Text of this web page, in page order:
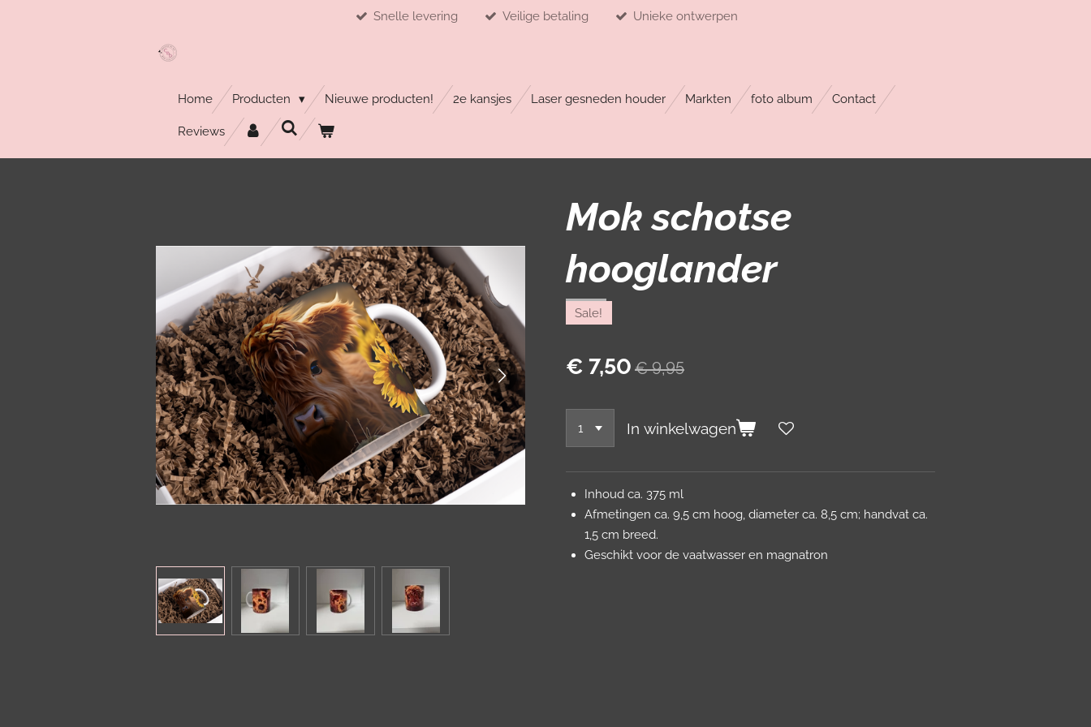
Snelle levering Veilige betaling Unieke ontwerpen
Home Producten Nieuwe producten! 2e kansjes Laser gesneden houder Markten foto album Contact
Reviews
Mok schotse
hooglander
Sale!
€ 7,50 € 9,95
In winkelwagen
Inhoud ca. 375 ml
Afmetingen ca. 9,5 cm hoog, diameter ca. 8,5 cm; handvat ca.
1,5 cm breed.
Geschikt voor de vaatwasser en magnatron